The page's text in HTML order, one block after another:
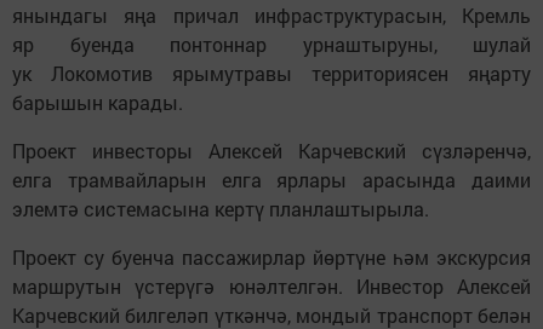
янындагы яңа причал инфраструктурасын, Кремль
яр буенда понтоннар урнаштыруны, шулай
ук Локомотив ярымутравы территориясен яңарту
барышын карады.
Проект инвесторы Алексей Карчевский сүзләренчә,
елга трамвайларын елга ярлары арасында даими
элемтә системасына кертү планлаштырыла.
Проект су буенча пассажирлар йөртүне һәм экскурсия
маршрутын үстерүгә юнәлтелгән. Инвестор Алексей
Карчевский билгеләп үткәнчә, мондый транспорт белән